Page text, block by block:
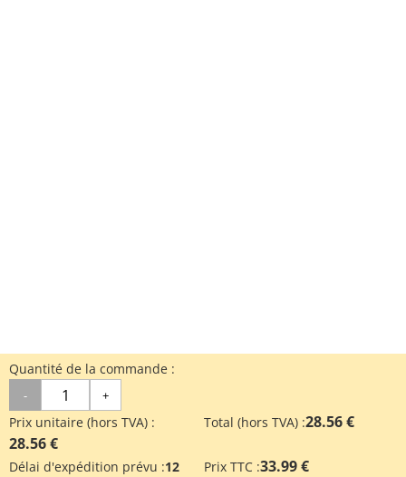
Quantité de la commande :
- +
Prix unitaire (hors TVA) :
28.56 €
Total (hors TVA) :28.56 €
Délai d'expédition prévu :12
Prix TTC :33.99 €